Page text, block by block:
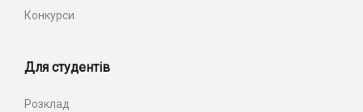
Конкурси
Для студентів
Розклад